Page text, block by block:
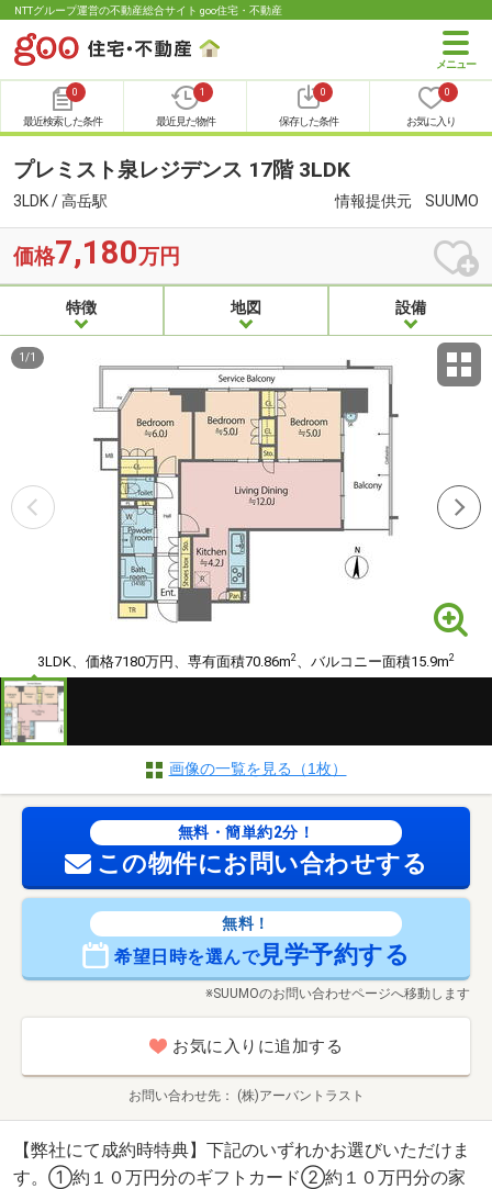
NTTグループ運営の不動産総合サイト goo住宅・不動産
0
最近検索した条件
1
最近見た物件
0
保存した条件
0
お気に入り
プレミスト泉レジデンス 17階 3LDK
3LDK / 高岳駅 情報提供元 SUUMO
価格7,180万円
特徴 地図 設備
3LDK、価格7180万円、専有面積70.86m2、バルコニー面積15.9m2
1 /1
画像の一覧を見る（1枚）
無料・簡単約2分！
この物件にお問い合わせする
無料！
希望日時を選んで見学予約する
※SUUMOのお問い合わせページへ移動します
お気に入りに追加する
お問い合わせ先 (株)アーバントラスト
【弊社にて成約時特典】下記のいずれかお選びいただけま
す。①約１０万円分のギフトカード②約１０万円分の家